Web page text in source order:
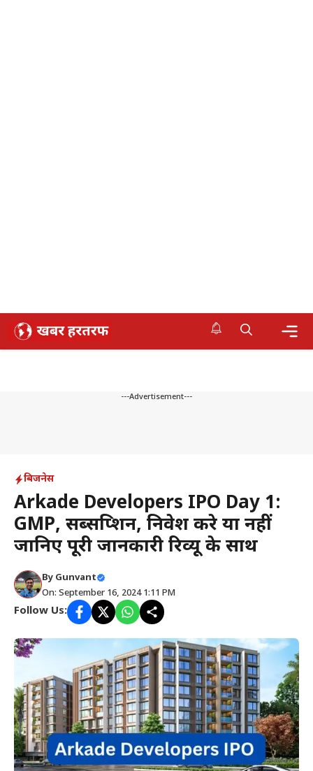
Skip
---Advertisement---
बिजनेस
Arkade Developers IPO Day 1:
GMP, सब्सक्रिप्शन, निवेश करे या नहीं
जानिए पूरी जानकारी रिव्यू के साथ
By Gunvant
On: September 16, 2024 1:11 PM
Follow Us: